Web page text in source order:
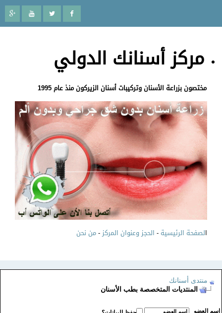
مركز أسنانك الدولي
مختصون بزراعة الأسنان وتركيبات أسنان الزيركون منذ عام 1995
لصفحة الرئيسية-الحجز وعنوان المركز-من نحن
منتدى أسنانك
المنتديات المتخصصة بطب الأسنان
اسم العضو